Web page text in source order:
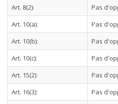
Art. 8(2):
Pas
Art. 10(a):
Pas
Art. 10(b):
Pas
Art. 10(c):
Pas
Art. 15(2):
Pas
Art. 16(3):
Pas